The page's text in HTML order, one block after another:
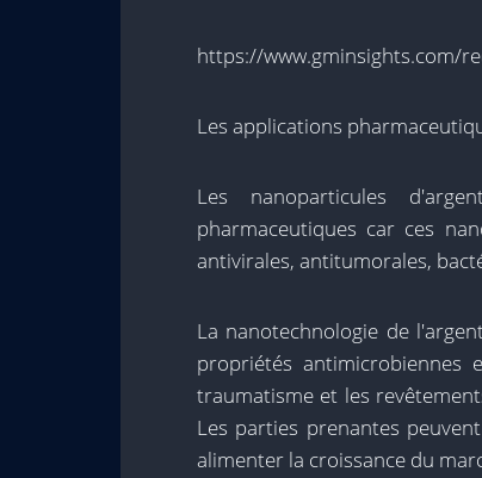
https://www.gminsights.com/
Les applications
Les nanoparticules
pharmaceutiques car ces
antivirales, antitumorales,
La nanotechnologie de
propriétés
traumatisme et les
Les parties prenantes
alimenter la croissance du